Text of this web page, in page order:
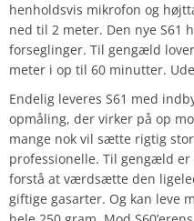
henholdsvis mikrofon og
ned til 2 meter. Den nye S61
forseglinger. Til gengæld
meter i op til 60 minutter.
Endelig leveres S61 med
opmåling, der virker på op
mange nok vil sætte rigtig
professionelle. Til gengæld
forstå at værdsætte den
giftige gasarter. Og kan leve